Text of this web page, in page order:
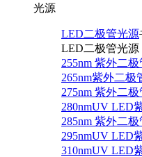
光源
LED二极管光源
LED二极管光源
255nm 紫外二极
265nm紫外二极
275nm 紫外二极
280nmUV LED
285nm 紫外二极
295nmUV LED
310nmUV LED